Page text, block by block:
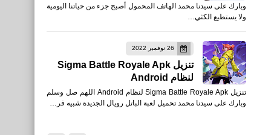
وبارك على سيدنا محمد الهاتف المحمول أصبح جزء من حياتنا اليومية
ولا يستطيع الكثي…
26 نوفمبر 2022
تنزيل Sigma Battle Royale Apk
لنظام Android
تنزيل Sigma Battle Royale Apk لنظام Android اللهم صل وسلم
وبارك على سيدنا محمد تحميل لعبة الباتل رويال الجديدة شبيه فر…
of Combat للأيفون والأندرويد
APK